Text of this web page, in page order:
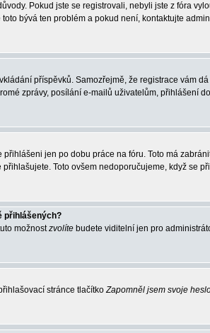
Pokud jste se registrovali, nebyli jste z fóra
bývá ten problém a pokud není, kontaktujte
příspěvků. Samozřejmě, že registrace vám
zprávy, posílání e-mailů uživatelům, přihlášení
přihlášeni jen po dobu práce na fóru. Toto má
Toto ovšem nedoporučujeme, když se
přihlášených?
možnostzvolíte budete viditelní jen pro
stránce tlačítkoZapomněl jsem svoje